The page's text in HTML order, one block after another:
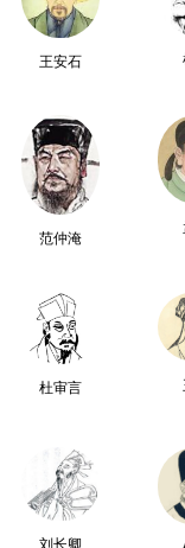
王安石
范仲淹
杜审言
刘长卿